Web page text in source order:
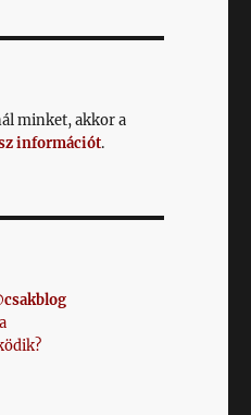
minket, akkor a
információt.